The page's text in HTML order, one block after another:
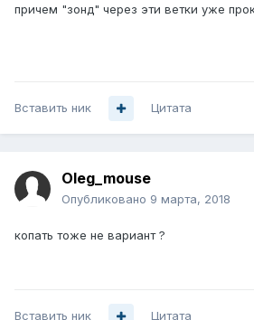
причем "зонд" через эти ветки уже
Вставить ник Цитата
Oleg_mouse
Опубликовано 9 марта, 2018
копать тоже не вариант ?
Вставить ник Цитата